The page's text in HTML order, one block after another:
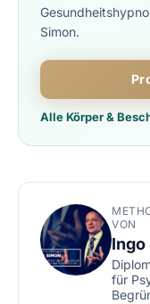
Simon.
Alle Körper &
VON
Ingo
für